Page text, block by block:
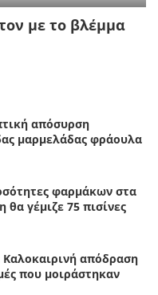
με το βλέμμα
απόσυρση
μαρμελάδας φράουλα
φαρμάκων στα
γέμιζε 75 πισίνες
απόδραση
που μοιράστηκαν